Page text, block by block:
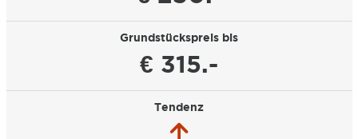
Grundstückspreis bis
€ 315.-
Tendenz